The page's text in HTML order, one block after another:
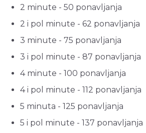
2 minute - 50 ponavljanja
2 i pol minute - 62 ponavljanja
3 minute - 75 ponavljanja
3 i pol minute - 87 ponavljanja
4 minute - 100 ponavljanja
4 i pol minute - 112 ponavljanja
5 minuta - 125 ponavljanja
5 i pol minute - 137 ponavljanja